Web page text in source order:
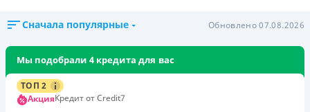
Сначала популярные Обновлено 07.08.2026
Мы подобрали 4 кредита для вас
ТОП 2
АкцияКредит от Credit7